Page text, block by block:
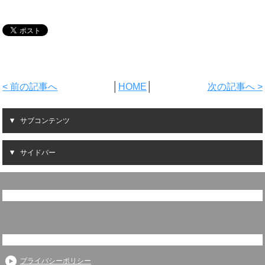
< 前の記事へ HOME 次の記事へ >
サブコンテンツ
サイドバー
プライバシーポリシー